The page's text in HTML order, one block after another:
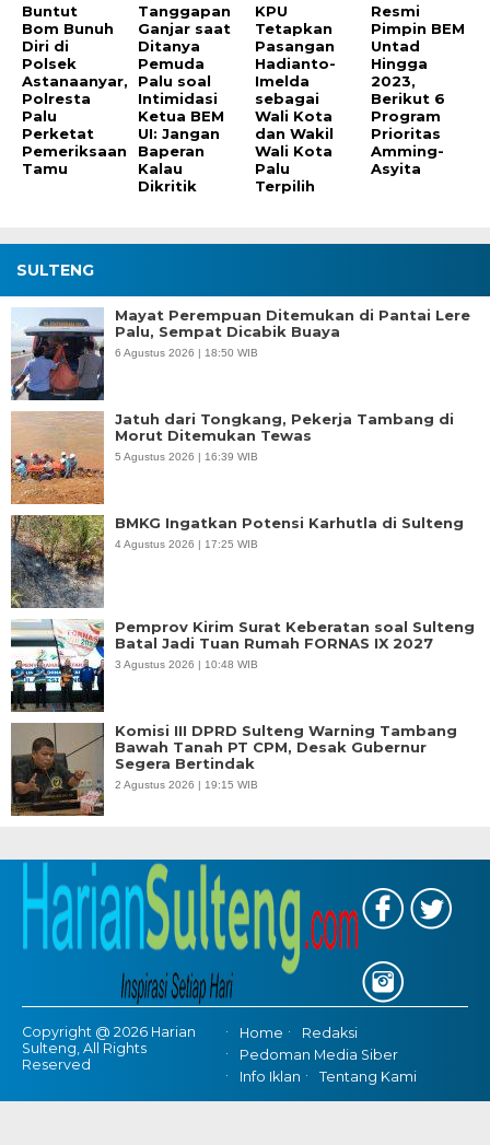
Buntut
Bom Bunuh
Diri di
Polsek
Astanaanyar,
Polresta
Palu
Perketat
Pemeriksaan
Tamu
Tanggapan
Ganjar saat
Ditanya
Pemuda
Palu soal
Intimidasi
Ketua BEM
UI: Jangan
Baperan
Kalau
Dikritik
KPU
Tetapkan
Pasangan
Hadianto-
Imelda
sebagai
Wali Kota
dan Wakil
Wali Kota
Palu
Terpilih
Resmi
Pimpin BEM
Untad
Hingga
2023,
Berikut 6
Program
Prioritas
Amming-
Asyita
SULTENG
Mayat Perempuan Ditemukan di Pantai Lere
Palu, Sempat Dicabik Buaya
6 Agustus 2026 | 18:50 WIB
Jatuh dari Tongkang, Pekerja Tambang di
Morut Ditemukan Tewas
5 Agustus 2026 | 16:39 WIB
BMKG Ingatkan Potensi Karhutla di Sulteng
4 Agustus 2026 | 17:25 WIB
Pemprov Kirim Surat Keberatan soal Sulteng
Batal Jadi Tuan Rumah FORNAS IX 2027
3 Agustus 2026 | 10:48 WIB
Komisi III DPRD Sulteng Warning Tambang
Bawah Tanah PT CPM, Desak Gubernur
Segera Bertindak
2 Agustus 2026 | 19:15 WIB
Copyright @ 2026 Harian
Sulteng, All Rights
Reserved
Home
Redaksi
Pedoman Media Siber
Info Iklan
Tentang Kami